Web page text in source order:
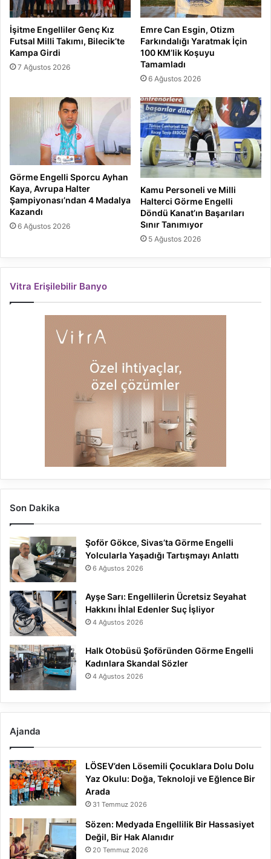
İşitme Engelliler Genç Kız
Futsal Milli Takımı, Bilecik’te
Kampa Girdi
7 Ağustos 2026
Emre Can Esgin, Otizm
Farkındalığı Yaratmak İçin
100 KM’lik Koşuyu
Tamamladı
6 Ağustos 2026
Görme Engelli Sporcu Ayhan
Kaya, Avrupa Halter
Şampiyonası’ndan 4 Madalya
Kazandı
6 Ağustos 2026
Kamu Personeli ve Milli
Halterci Görme Engelli
Döndü Kanat’ın Başarıları
Sınır Tanımıyor
5 Ağustos 2026
Vitra Erişilebilir Banyo
Son Dakika
Şoför Gökce, Sivas’ta Görme Engelli
Yolcularla Yaşadığı Tartışmayı Anlattı
6 Ağustos 2026
Ayşe Sarı: Engellilerin Ücretsiz Seyahat
Hakkını İhlal Edenler Suç İşliyor
4 Ağustos 2026
Halk Otobüsü Şoföründen Görme Engelli
Kadınlara Skandal Sözler
4 Ağustos 2026
Ajanda
LÖSEV’den Lösemili Çocuklara Dolu Dolu
Yaz Okulu: Doğa, Teknoloji ve Eğlence Bir
Arada
31 Temmuz 2026
Sözen: Medyada Engellilik Bir Hassasiyet
Değil, Bir Hak Alanıdır
20 Temmuz 2026